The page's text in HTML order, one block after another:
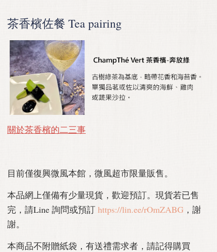
茶香檳佐餐 Tea pairing
關於茶香檳的二三事
目前僅復興微風本館，微風超市限量販售。
本品網上僅備有少量現貨，歡迎預訂。現貨若已售
完，請Line 詢問或預訂 https://lin.ee/rOmZABG ，謝
謝。
本商品不附贈紙袋，有送禮需求者，請記得購買